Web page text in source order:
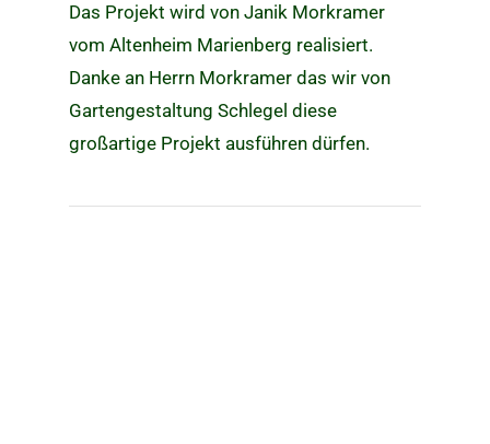
Das Projekt wird von Janik Morkramer
vom Altenheim Marienberg realisiert.
Danke an Herrn Morkramer das wir von
Gartengestaltung Schlegel diese
großartige Projekt ausführen dürfen.